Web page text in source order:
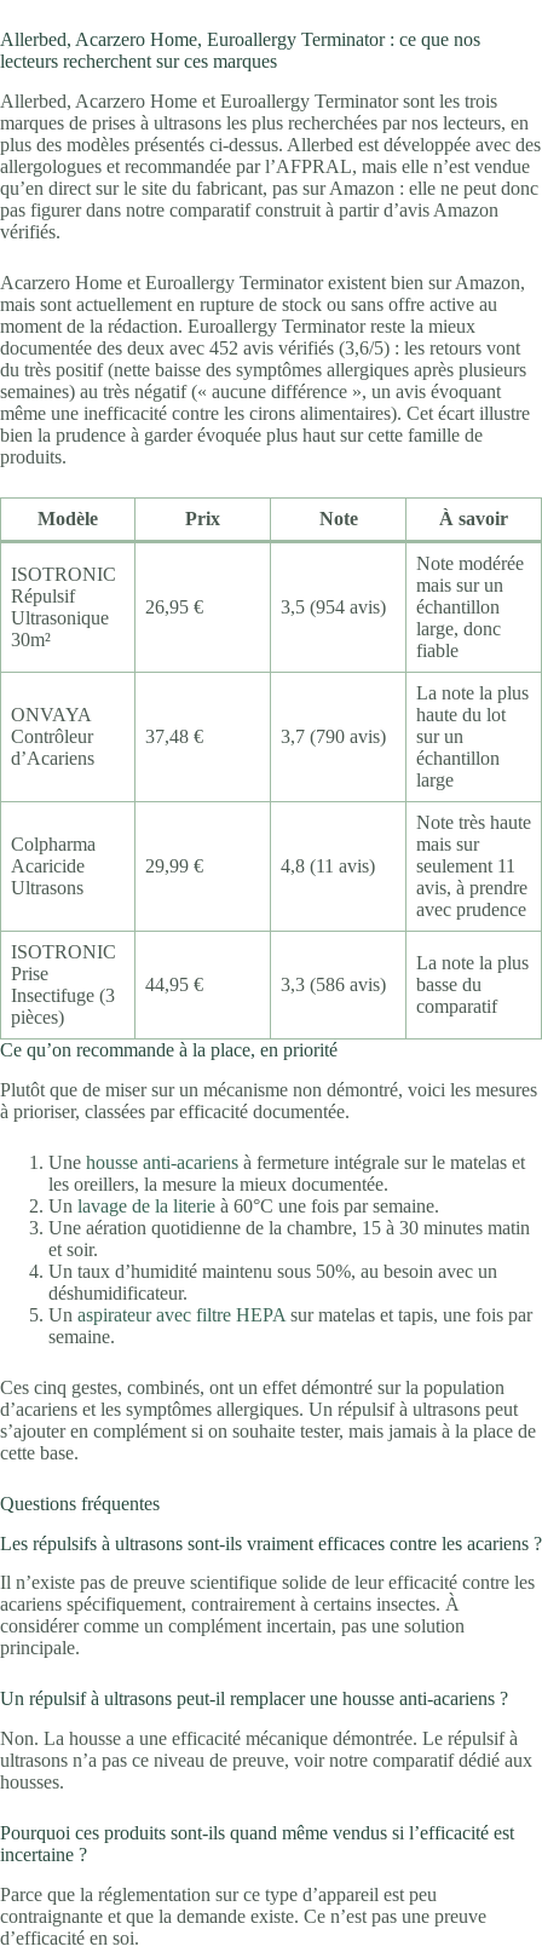
Allerbed, Acarzero Home, Euroallergy Terminator : ce que nos
lecteurs recherchent sur ces marques
Allerbed, Acarzero Home et Euroallergy Terminator sont les trois
marques de prises à ultrasons les plus recherchées par nos lecteurs, en
plus des modèles présentés ci-dessus. Allerbed est développée avec des
allergologues et recommandée par l’AFPRAL, mais elle n’est vendue
qu’en direct sur le site du fabricant, pas sur Amazon : elle ne peut donc
pas figurer dans notre comparatif construit à partir d’avis Amazon
vérifiés.
Acarzero Home et Euroallergy Terminator existent bien sur Amazon,
mais sont actuellement en rupture de stock ou sans offre active au
moment de la rédaction. Euroallergy Terminator reste la mieux
documentée des deux avec 452 avis vérifiés (3,6/5) : les retours vont
du très positif (nette baisse des symptômes allergiques après plusieurs
semaines) au très négatif (« aucune différence », un avis évoquant
même une inefficacité contre les cirons alimentaires). Cet écart illustre
bien la prudence à garder évoquée plus haut sur cette famille de
produits.
Modèle Prix Note À savoir
ISOTRONIC
Répulsif
Ultrasonique
30m²
26,95 € 3,5 (954 avis)
Note modérée
mais sur un
échantillon
large, donc
fiable
ONVAYA
Contrôleur
d’Acariens
37,48 € 3,7 (790 avis)
La note la plus
haute du lot
sur un
échantillon
large
Colpharma
Acaricide
Ultrasons
29,99 € 4,8 (11 avis)
Note très haute
mais sur
seulement 11
avis, à prendre
avec prudence
ISOTRONIC
Prise
Insectifuge (3
pièces)
44,95 € 3,3 (586 avis)
La note la plus
basse du
comparatif
Ce qu’on recommande à la place, en priorité
Plutôt que de miser sur un mécanisme non démontré, voici les mesures
à prioriser, classées par efficacité documentée.
Une housse anti-acariens à fermeture intégrale sur le matelas et
les oreillers, la mesure la mieux documentée.
Un lavage de la literie à 60°C une fois par semaine.
Une aération quotidienne de la chambre, 15 à 30 minutes matin
et soir.
Un taux d’humidité maintenu sous 50%, au besoin avec un
déshumidificateur.
Un aspirateur avec filtre HEPA sur matelas et tapis, une fois par
semaine.
Ces cinq gestes, combinés, ont un effet démontré sur la population
d’acariens et les symptômes allergiques. Un répulsif à ultrasons peut
s’ajouter en complément si on souhaite tester, mais jamais à la place de
cette base.
Questions fréquentes
Les répulsifs à ultrasons sont-ils vraiment efficaces contre les acariens ?
Il n’existe pas de preuve scientifique solide de leur efficacité contre les
acariens spécifiquement, contrairement à certains insectes. À
considérer comme un complément incertain, pas une solution
principale.
Un répulsif à ultrasons peut-il remplacer une housse anti-acariens ?
Non. La housse a une efficacité mécanique démontrée. Le répulsif à
ultrasons n’a pas ce niveau de preuve, voir notre comparatif dédié aux
housses.
Pourquoi ces produits sont-ils quand même vendus si l’efficacité est
incertaine ?
Parce que la réglementation sur ce type d’appareil est peu
contraignante et que la demande existe. Ce n’est pas une preuve
d’efficacité en soi.